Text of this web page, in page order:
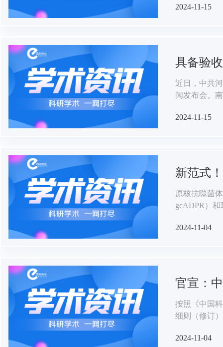
2024-11-15
具备验
近日，中共
闻发布会。
2024-11-15
新范式
原核抗噬菌
gcADPR）
2024-11-04
官宣：
按照《中国
细则（修订
个。现对拟
2024-11-04